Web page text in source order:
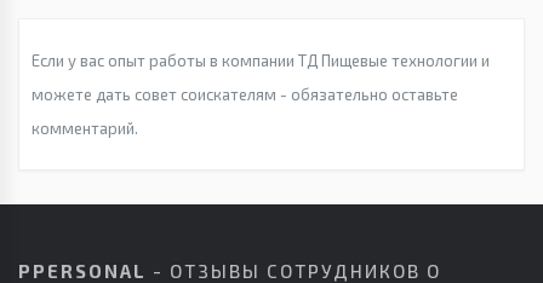
Если у вас опыт работы в компании ТД Пищевые технологии и
можете дать совет соискателям - обязательно оставьте
комментарий.
PPERSONAL - ОТЗЫВЫ СОТРУДНИКОВ О